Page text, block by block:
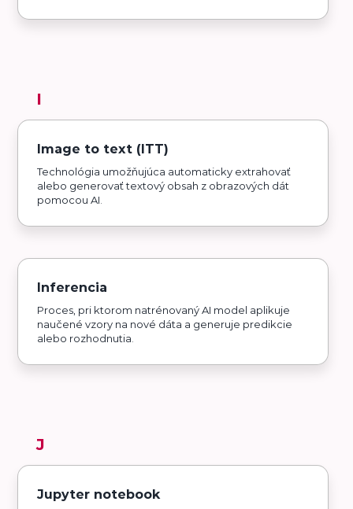
I
Image to text (ITT)
Technológia umožňujúca automaticky extrahovať
alebo generovať textový obsah z obrazových dát
pomocou AI.
Inferencia
Proces, pri ktorom natrénovaný AI model aplikuje
naučené vzory na nové dáta a generuje predikcie
alebo rozhodnutia.
J
Jupyter notebook